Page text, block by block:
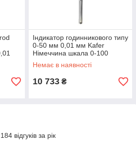
Індикатор годинникового типу
0-50 мм 0,01 мм Kafer
Німеччина шкала 0-100
Немає в наявності
10 733 ₴
відгуків за рік